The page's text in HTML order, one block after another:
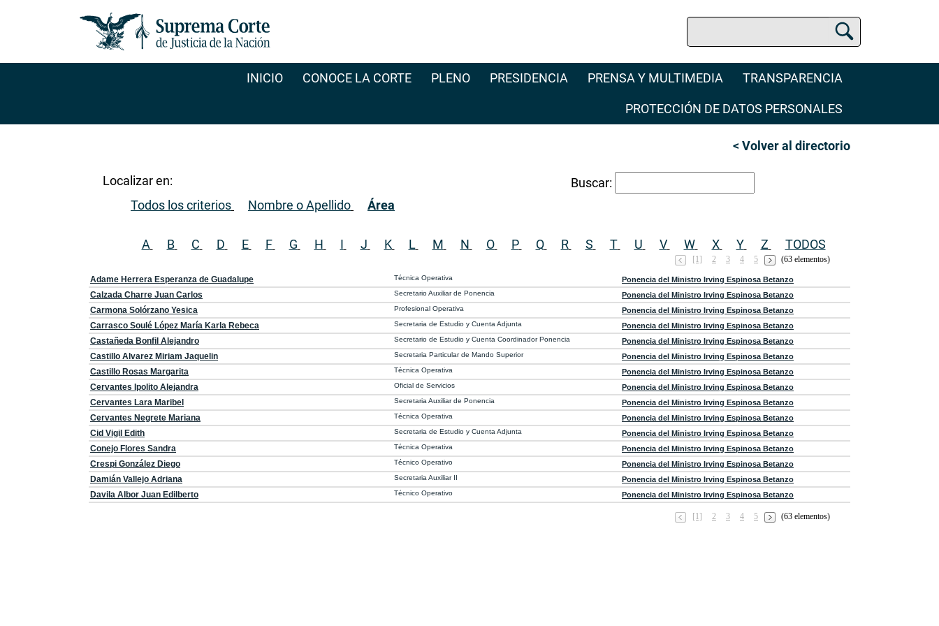
Buscar
INICIO CONOCE LA CORTE PLENO PRESIDENCIA PRENSA Y MULTIMEDIA TRANSPARENCIA
PROTECCIÓN DE DATOS PERSONALES
< Volver al directorio
Localizar en:
Todos los criterios
Nombre o Apellido Área
Buscar:
A B C D E F G H I J K L M N O P Q R S T U V W X Y Z TODOS
[1] 2 3 4 5 (63 elementos)
Adame Herrera Esperanza de Guadalupe Técnica Operativa Ponencia del Ministro Irving Espinosa Betanzo
Calzada Charre Juan Carlos Secretario Auxiliar de Ponencia Ponencia del Ministro Irving Espinosa Betanzo
Carmona Solórzano Yesica Profesional Operativa Ponencia del Ministro Irving Espinosa Betanzo
Carrasco Soulé López María Karla Rebeca Secretaria de Estudio y Cuenta Adjunta Ponencia del Ministro Irving Espinosa Betanzo
Castañeda Bonfil Alejandro Secretario de Estudio y Cuenta Coordinador Ponencia Ponencia del Ministro Irving Espinosa Betanzo
Castillo Alvarez Miriam Jaquelin Secretaria Particular de Mando Superior Ponencia del Ministro Irving Espinosa Betanzo
Castillo Rosas Margarita Técnica Operativa Ponencia del Ministro Irving Espinosa Betanzo
Cervantes Ipolito Alejandra Oficial de Servicios Ponencia del Ministro Irving Espinosa Betanzo
Cervantes Lara Maribel Secretaria Auxiliar de Ponencia Ponencia del Ministro Irving Espinosa Betanzo
Cervantes Negrete Mariana Técnica Operativa Ponencia del Ministro Irving Espinosa Betanzo
Cid Vigil Edith Secretaria de Estudio y Cuenta Adjunta Ponencia del Ministro Irving Espinosa Betanzo
Conejo Flores Sandra Técnica Operativa Ponencia del Ministro Irving Espinosa Betanzo
Crespi González Diego Técnico Operativo Ponencia del Ministro Irving Espinosa Betanzo
Damián Vallejo Adriana Secretaria Auxiliar II Ponencia del Ministro Irving Espinosa Betanzo
Davila Albor Juan Edilberto Técnico Operativo Ponencia del Ministro Irving Espinosa Betanzo
[1] 2 3 4 5 (63 elementos)